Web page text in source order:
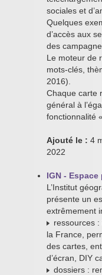
sociales et
Quelques
d’accès aux
des
Le moteur de
mots-clés,
2016).
Chaque carte
général à
fonctionnalité
Ajouté le : 4
2022
IGN -
L’Institut
présente un
extrêmement
ressources
la France,
des cartes,
d’écran, DIY
dossiers :